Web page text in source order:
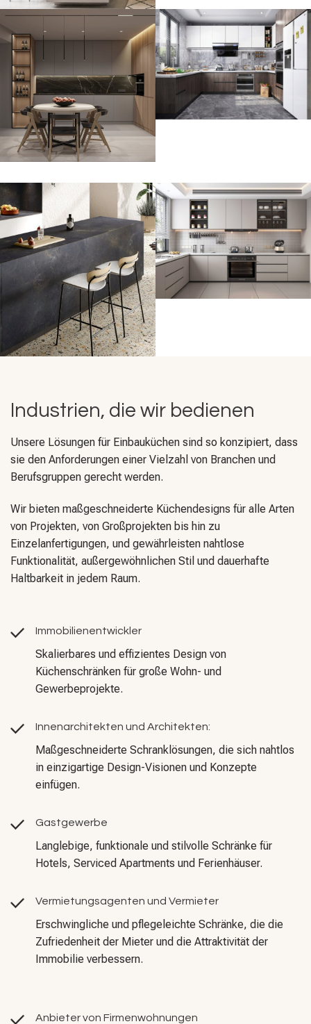
Industrien, die wir bedienen
Unsere Lösungen für Einbauküchen sind so konzipiert, dass
sie den Anforderungen einer Vielzahl von Branchen und
Berufsgruppen gerecht werden.
Wir bieten maßgeschneiderte Küchendesigns für alle Arten
von Projekten, von Großprojekten bis hin zu
Einzelanfertigungen, und gewährleisten nahtlose
Funktionalität, außergewöhnlichen Stil und dauerhafte
Haltbarkeit in jedem Raum.
Immobilienentwickler
Skalierbares und effizientes Design von
Küchenschränken für große Wohn- und
Gewerbeprojekte.
Innenarchitekten und Architekten:
Maßgeschneiderte Schranklösungen, die sich nahtlos
in einzigartige Design-Visionen und Konzepte
einfügen.
Gastgewerbe
Langlebige, funktionale und stilvolle Schränke für
Hotels, Serviced Apartments und Ferienhäuser.
Vermietungsagenten und Vermieter
Erschwingliche und pflegeleichte Schränke, die die
Zufriedenheit der Mieter und die Attraktivität der
Immobilie verbessern.
Anbieter von Firmenwohnungen